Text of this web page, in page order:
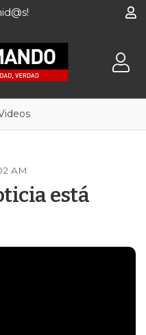
AM
está